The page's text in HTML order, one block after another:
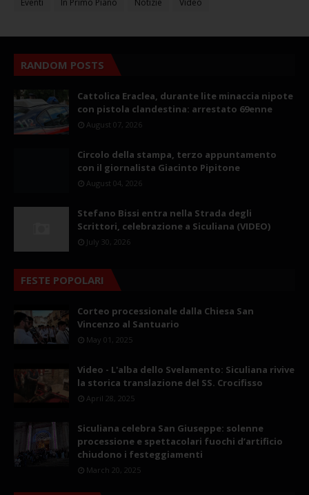
RANDOM POSTS
Cattolica Eraclea, durante lite minaccia nipote
con pistola clandestina: arrestato 69enne
August 07, 2026
Circolo della stampa, terzo appuntamento
con il giornalista Giacinto Pipitone
August 04, 2026
Stefano Bissi entra nella Strada degli
Scrittori, celebrazione a Siculiana (VIDEO)
July 30, 2026
FESTE POPOLARI
Corteo processionale dalla Chiesa San
Vincenzo al Santuario
May 01, 2025
Video - L'alba dello Svelamento: Siculiana rivive
la storica translazione del SS. Crocifisso
April 28, 2025
Siculiana celebra San Giuseppe: solenne
processione e spettacolari fuochi d’artificio
chiudono i festeggiamenti
March 20, 2025